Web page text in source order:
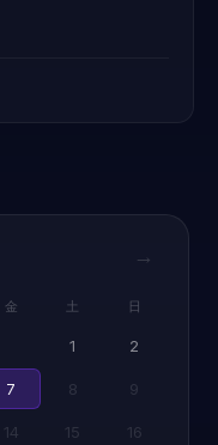
→
金 土 日
1 2
7 8 9
14 15 16